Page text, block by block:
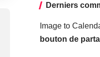
Derniers
Image to
bouton de